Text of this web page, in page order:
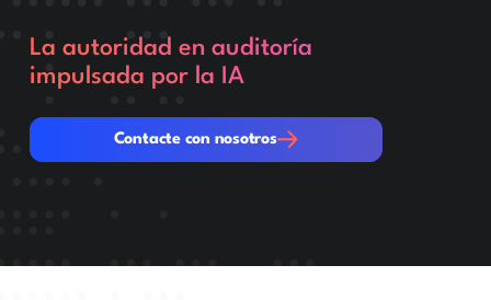
La autoridad en auditoría
impulsada por la IA
Contacte con nosotros
Contacte con nosotros